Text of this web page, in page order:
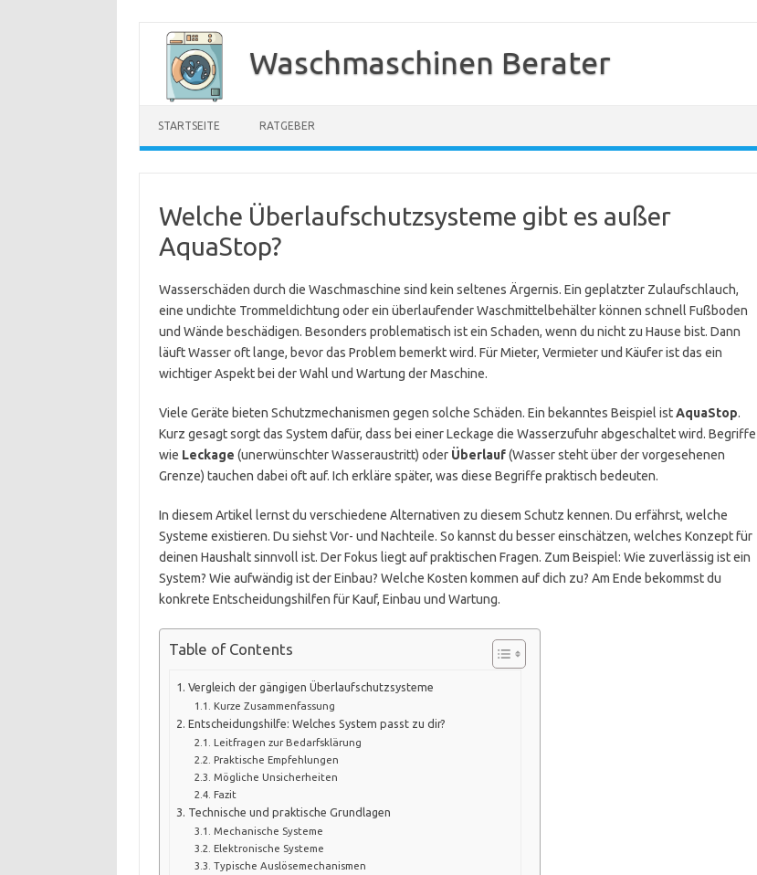
Inhalt
springen
Waschmaschinen Berater
STARTSEITE RATGEBER
Welche Überlaufschutzsysteme gibt es außer
AquaStop?
Wasserschäden durch die Waschmaschine sind kein seltenes Ärgernis. Ein geplatzter Zulaufschlauch,
eine undichte Trommeldichtung oder ein überlaufender Waschmittelbehälter können schnell Fußboden
und Wände beschädigen. Besonders problematisch ist ein Schaden, wenn du nicht zu Hause bist. Dann
läuft Wasser oft lange, bevor das Problem bemerkt wird. Für Mieter, Vermieter und Käufer ist das ein
wichtiger Aspekt bei der Wahl und Wartung der Maschine.
Viele Geräte bieten Schutzmechanismen gegen solche Schäden. Ein bekanntes Beispiel istAquaStop.
Kurz gesagt sorgt das System dafür, dass bei einer Leckage die Wasserzufuhr abgeschaltet wird. Begriffe
wie Leckage (unerwünschter Wasseraustritt) oder Überlauf(Wasser steht über der vorgesehenen
Grenze) tauchen dabei oft auf. Ich erkläre später, was diese Begriffe praktisch bedeuten.
In diesem Artikel lernst du verschiedene Alternativen zu diesem Schutz kennen. Du erfährst, welche
Systeme existieren. Du siehst Vor- und Nachteile. So kannst du besser einschätzen, welches Konzept für
deinen Haushalt sinnvoll ist. Der Fokus liegt auf praktischen Fragen. Zum Beispiel: Wie zuverlässig ist ein
System? Wie aufwändig ist der Einbau? Welche Kosten kommen auf dich zu? Am Ende bekommst du
konkrete Entscheidungshilfen für Kauf, Einbau und Wartung.
Table of Contents
Vergleich der gängigen Überlaufschutzsysteme
Kurze Zusammenfassung
Entscheidungshilfe: Welches System passt zu dir?
Leitfragen zur Bedarfsklärung
Praktische Empfehlungen
Mögliche Unsicherheiten
Fazit
Technische und praktische Grundlagen
Mechanische Systeme
Elektronische Systeme
Typische Auslösemechanismen